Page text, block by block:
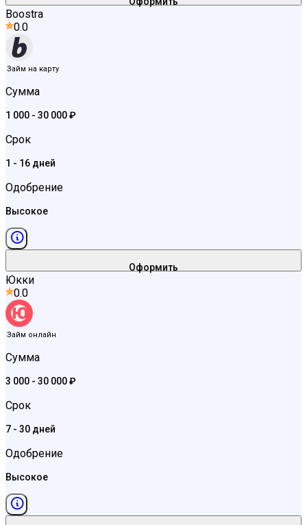
Boostra
0.0
Займ на карту
Сумма
1 000 - 30 000 ₽
Срок
1 - 16 дней
Одобрение
Высокое
Оформить
Юкки
0.0
Займ онлайн
Сумма
3 000 - 30 000 ₽
Срок
7 - 30 дней
Одобрение
Высокое